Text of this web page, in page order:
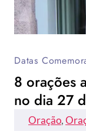
Datas
8 orações
no dia 27
Oração,